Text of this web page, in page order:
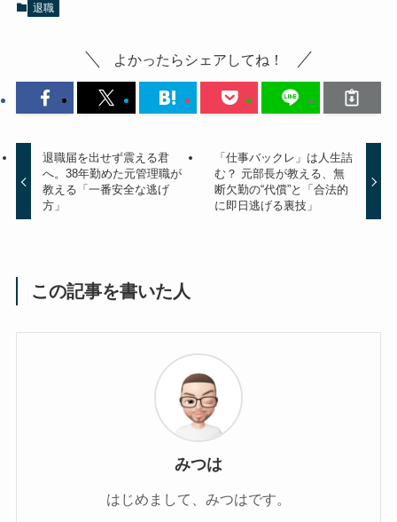
退職
よかったらシェアしてね！
退職届を出せず震える君
へ。38年勤めた元管理職が
教える「一番安全な逃げ
方」
「仕事バックレ」は人生詰
む？ 元部長が教える、無
断欠勤の“代償”と「合法的
に即日逃げる裏技」
この記事を書いた人
みつは
はじめまして、みつはです。